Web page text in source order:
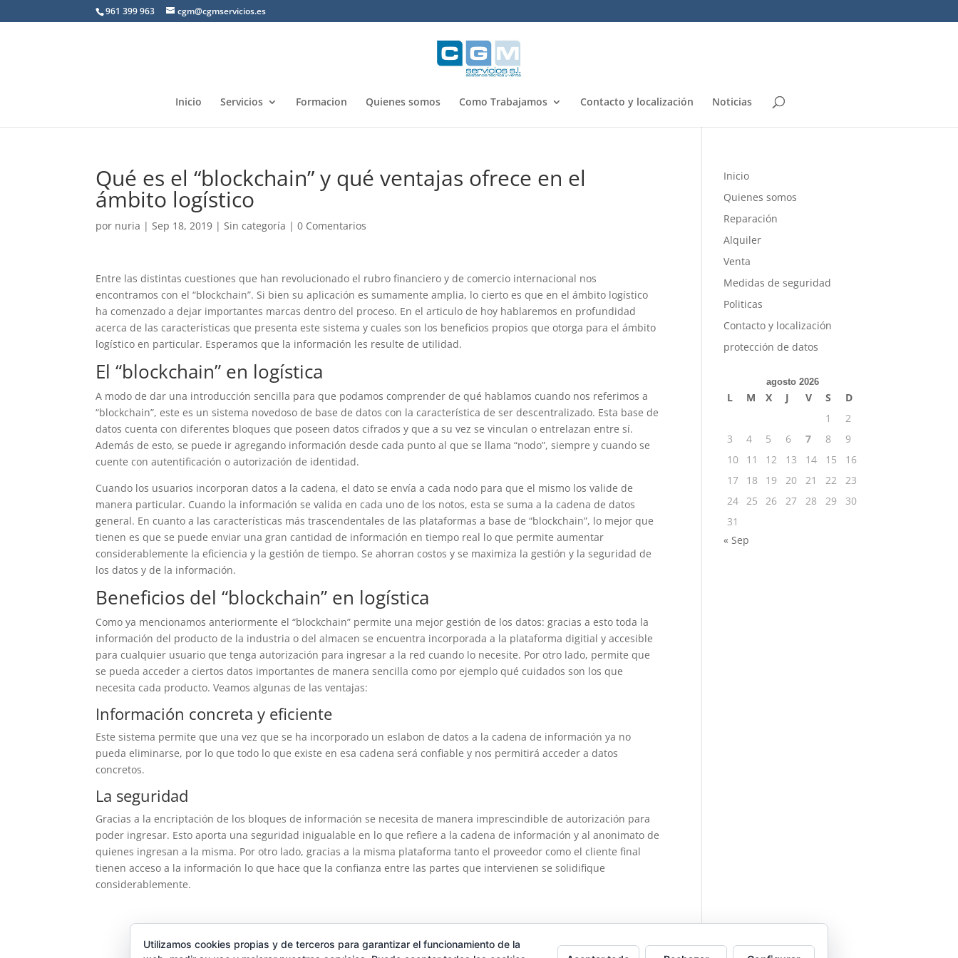
961 399 963 cgm@cgmservicios.es
Inicio Servicios Formacion Quienes somos Como Trabajamos Contacto y localización Noticias
Qué es el “blockchain” y qué ventajas ofrece en el
ámbito logístico
por nuria |Sep 18, 2019 |Sin categoría |0 Comentarios
Entre las distintas cuestiones que han revolucionado el rubro financiero y de comercio internacional nos
encontramos con el “blockchain”. Si bien su aplicación es sumamente amplia, lo cierto es que en el ámbito logístico
ha comenzado a dejar importantes marcas dentro del proceso. En el articulo de hoy hablaremos en profundidad
acerca de las características que presenta este sistema y cuales son los beneficios propios que otorga para el ámbito
logístico en particular. Esperamos que la información les resulte de utilidad.
El “blockchain” en logística
A modo de dar una introducción sencilla para que podamos comprender de qué hablamos cuando nos referimos a
“blockchain”, este es un sistema novedoso de base de datos con la característica de ser descentralizado. Esta base de
datos cuenta con diferentes bloques que poseen datos cifrados y que a su vez se vinculan o entrelazan entre sí.
Además de esto, se puede ir agregando información desde cada punto al que se llama “nodo”, siempre y cuando se
cuente con autentificación o autorización de identidad.
Cuando los usuarios incorporan datos a la cadena, el dato se envía a cada nodo para que el mismo los valide de
manera particular. Cuando la información se valida en cada uno de los notos, esta se suma a la cadena de datos
general. En cuanto a las características más trascendentales de las plataformas a base de “blockchain”, lo mejor que
tienen es que se puede enviar una gran cantidad de información en tiempo real lo que permite aumentar
considerablemente la eficiencia y la gestión de tiempo. Se ahorran costos y se maximiza la gestión y la seguridad de
los datos y de la información.
Beneficios del “blockchain” en logística
Como ya mencionamos anteriormente el “blockchain” permite una mejor gestión de los datos: gracias a esto toda la
información del producto de la industria o del almacen se encuentra incorporada a la plataforma digitial y accesible
para cualquier usuario que tenga autorización para ingresar a la red cuando lo necesite. Por otro lado, permite que
se pueda acceder a ciertos datos importantes de manera sencilla como por ejemplo qué cuidados son los que
necesita cada producto. Veamos algunas de las ventajas:
Información concreta y eficiente
Este sistema permite que una vez que se ha incorporado un eslabon de datos a la cadena de información ya no
pueda eliminarse, por lo que todo lo que existe en esa cadena será confiable y nos permitirá acceder a datos
concretos.
La seguridad
Gracias a la encriptación de los bloques de información se necesita de manera imprescindible de autorización para
poder ingresar. Esto aporta una seguridad inigualable en lo que refiere a la cadena de información y al anonimato de
quienes ingresan a la misma. Por otro lado, gracias a la misma plataforma tanto el proveedor como el cliente final
tienen acceso a la información lo que hace que la confianza entre las partes que intervienen se solidifique
considerablemente.
Inicio
Quienes somos
Reparación
Alquiler
Venta
Medidas de seguridad
Politicas
Contacto y localización
protección de datos
agosto 2026
L M X J V S
D
1
2
3
4 5 6 7 8
9
10
11 12 13 14 15
16
17
18 19 20 21 22
23
24 25 26 27 28 29
30
31
« Sep
Utilizamos cookies propias y de terceros para garantizar el funcionamiento de la